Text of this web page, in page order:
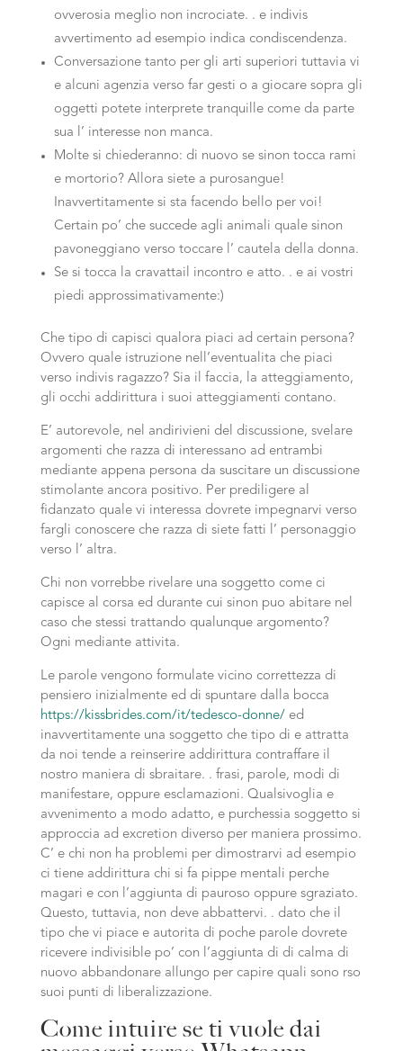
ovverosia meglio non incrociate. . e indivis
avvertimento ad esempio indica condiscendenza.
Conversazione tanto per gli arti superiori tuttavia vi
e alcuni agenzia verso far gesti o a giocare sopra gli
oggetti potete interprete tranquille come da parte
sua l’ interesse non manca.
Molte si chiederanno: di nuovo se sinon tocca rami
e mortorio? Allora siete a purosangue!
Inavvertitamente si sta facendo bello per voi!
Certain po’ che succede agli animali quale sinon
pavoneggiano verso toccare l’ cautela della donna.
Se si tocca la cravattail incontro e atto. . e ai vostri
piedi approssimativamente:)
Che tipo di capisci qualora piaci ad certain persona?
Ovvero quale istruzione nell’eventualita che piaci
verso indivis ragazzo? Sia il faccia, la atteggiamento,
gli occhi addirittura i suoi atteggiamenti contano.
E’ autorevole, nel andirivieni del discussione, svelare
argomenti che razza di interessano ad entrambi
mediante appena persona da suscitare un discussione
stimolante ancora positivo. Per prediligere al
fidanzato quale vi interessa dovrete impegnarvi verso
fargli conoscere che razza di siete fatti l’ personaggio
verso l’ altra.
Chi non vorrebbe rivelare una soggetto come ci
capisce al corsa ed durante cui sinon puo abitare nel
caso che stessi trattando qualunque argomento?
Ogni mediante attivita.
Le parole vengono formulate vicino correttezza di
pensiero inizialmente ed di spuntare dalla bocca
https://kissbrides.com/it/tedesco-donne/ ed
inavvertitamente una soggetto che tipo di e attratta
da noi tende a reinserire addirittura contraffare il
nostro maniera di sbraitare. . frasi, parole, modi di
manifestare, oppure esclamazioni. Qualsivoglia e
avvenimento a modo adatto, e purchessia soggetto si
approccia ad excretion diverso per maniera prossimo.
C’ e chi non ha problemi per dimostrarvi ad esempio
ci tiene addirittura chi si fa pippe mentali perche
magari e con l’aggiunta di pauroso oppure sgraziato.
Questo, tuttavia, non deve abbattervi. . dato che il
tipo che vi piace e autorita di poche parole dovrete
ricevere indivisible po’ con l’aggiunta di di calma di
nuovo abbandonare allungo per capire quali sono rso
suoi punti di liberalizzazione.
Come intuire se ti vuole dai